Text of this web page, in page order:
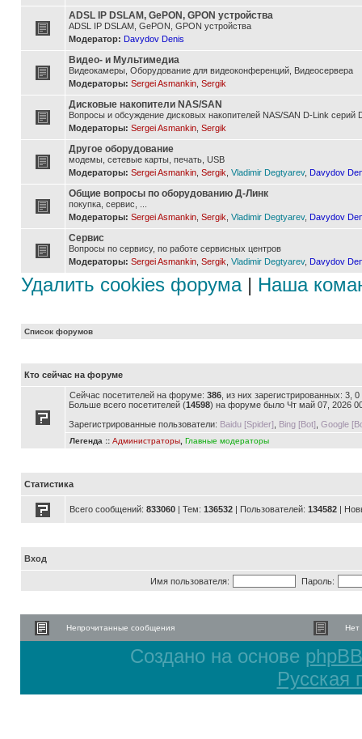
ADSL IP DSLAM, GePON, GPON устройства
ADSL IP DSLAM, GePON, GPON устройства
Модератор: Davydov Denis
Видео- и Мультимедиа
Видеокамеры, Оборудование для видеоконференций, Видеосервера
Модераторы: Sergei Asmankin Sergik
Дисковые накопители NAS/SAN
Вопросы и обсуждение дисковых накопителей NAS/SAN D-Link серий
Модераторы: Sergei Asmankin Sergik
Другое оборудование
модемы, сетевые карты, печать, USB
Модераторы: Sergei Asmankin Sergik Vladimir Degtyarev, Davydov
Общие вопросы по оборудованию Д-Линк
покупка, сервис, ...
Модераторы: Sergei Asmankin Sergik Vladimir Degtyarev, Davydov
Сервис
Вопросы по сервису, по работе сервисных центров
Модераторы: Sergei Asmankin Sergik Vladimir Degtyarev, Davydov
Удалить cookies форума| Наша
Список форумов
Кто сейчас на форуме
Сейчас посетителей на форуме: 386 , из них зарегистрированных: 3,
Больше всего посетителей (14598) на форуме было Чт май 07, 2026
Зарегистрированные пользователи: Baidu [Spider] Bing [Bot] Google
Легенда :: Администраторы Главные модераторы
Статистика
Всего сообщений: 833060 | Тем: 136532 | Пользователей: 134582 |
Вход
Имя пользователя: Пароль:
Непрочитанные сообщения Нет
Создано на основе phpBB
Русская